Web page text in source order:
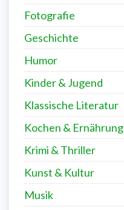
Fotografie
Geschichte
Humor
Kinder & Jugend
Klassische Literatur
Kochen & Ernährung
Krimi & Thriller
Kunst & Kultur
Musik